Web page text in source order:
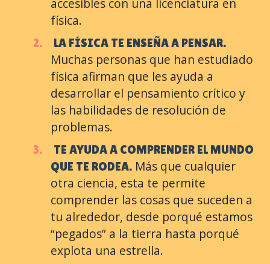
accesibles con una licenciatura en
física.
LA FÍSICA TE ENSEÑA A PENSAR.
Muchas personas que han estudiado
física afirman que les ayuda a
desarrollar el pensamiento crítico y
las habilidades de resolución de
problemas.
TE AYUDA A COMPRENDER EL MUNDO
QUE TE RODEA.Más que cualquier
otra ciencia, esta te permite
comprender las cosas que suceden a
tu alrededor, desde porqué estamos
“pegados” a la tierra hasta porqué
explota una estrella.